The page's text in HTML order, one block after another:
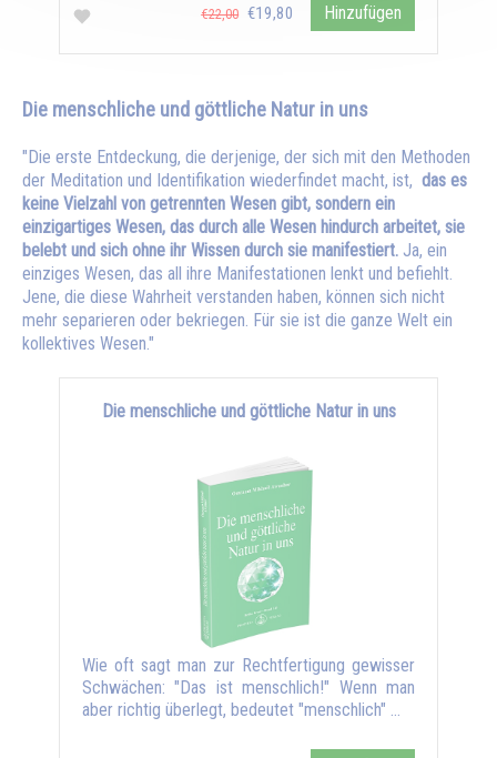
€22,00 €19,80 Hinzufügen
Die menschliche und göttliche Natur in uns
"Die erste Entdeckung, die derjenige, der sich mit den Methoden
der Meditation und Identifikation wiederfindet macht, ist, das es
keine Vielzahl von getrennten Wesen gibt, sondern ein
einzigartiges Wesen, das durch alle Wesen hindurch arbeitet, sie
belebt und sich ohne ihr Wissen durch sie manifestiert. Ja, ein
einziges Wesen, das all ihre Manifestationen lenkt und befiehlt.
Jene, die diese Wahrheit verstanden haben, können sich nicht
mehr separieren oder bekriegen. Für sie ist die ganze Welt ein
kollektives Wesen."
Die menschliche und göttliche Natur in uns
Wie oft sagt man zur Rechtfertigung gewisser
Schwächen: "Das ist menschlich!" Wenn man
aber richtig überlegt, bedeutet "menschlich" …